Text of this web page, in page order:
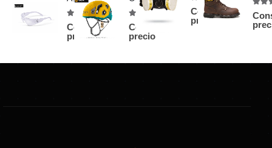
4.63 out of 5
Consultar
precio
4.75 out of 5
Consultar
precio
4.78 out of 5
Consultar
precio